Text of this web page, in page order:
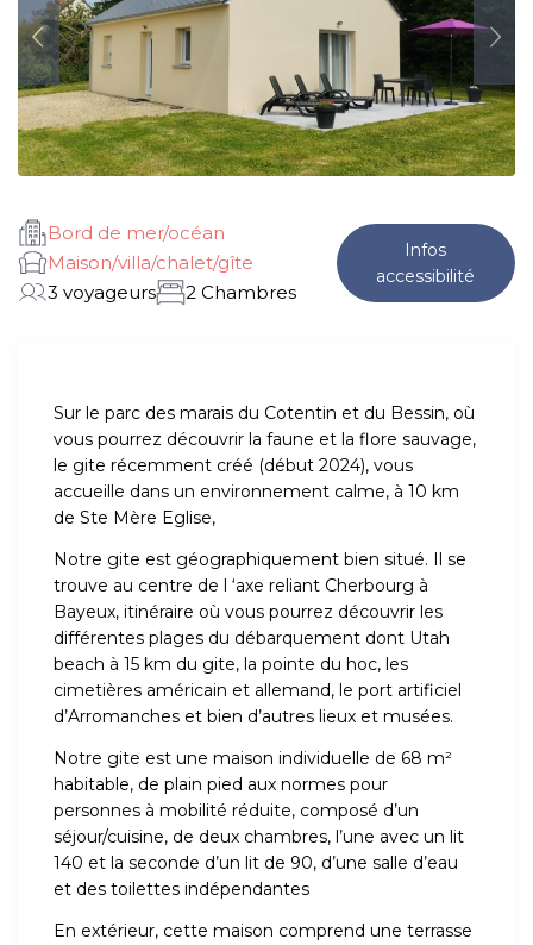
Bord de mer/océan
Maison/villa/chalet/gîte
3 voyageurs
2 Chambres
Infos
accessibilité
Sur le parc des marais du Cotentin et du Bessin, où
vous pourrez découvrir la faune et la flore sauvage,
le gite récemment créé (début 2024), vous
accueille dans un environnement calme, à 10 km
de Ste Mère Eglise,
Notre gite est géographiquement bien situé. Il se
trouve au centre de l ‘axe reliant Cherbourg à
Bayeux, itinéraire où vous pourrez découvrir les
différentes plages du débarquement dont Utah
beach à 15 km du gite, la pointe du hoc, les
cimetières américain et allemand, le port artificiel
d’Arromanches et bien d’autres lieux et musées.
Notre gite est une maison individuelle de 68 m²
habitable, de plain pied aux normes pour
personnes à mobilité réduite, composé d’un
séjour/cuisine, de deux chambres, l’une avec un lit
140 et la seconde d’un lit de 90, d’une salle d’eau
et des toilettes indépendantes
En extérieur, cette maison comprend une terrasse